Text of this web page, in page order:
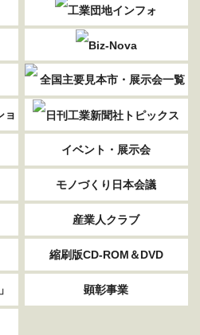
イベント・展示会
モノづくり日本会議
産業人クラブ
縮刷版CD-ROM＆DVD
顕彰事業